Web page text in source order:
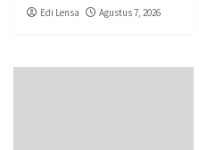
Edi Lensa Agustus 7, 2026